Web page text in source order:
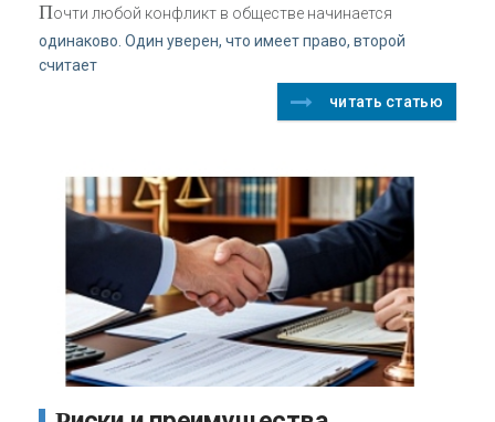
Почти любой конфликт в обществе начинается
одинаково. Один уверен, что имеет право, второй
считает
читать статью